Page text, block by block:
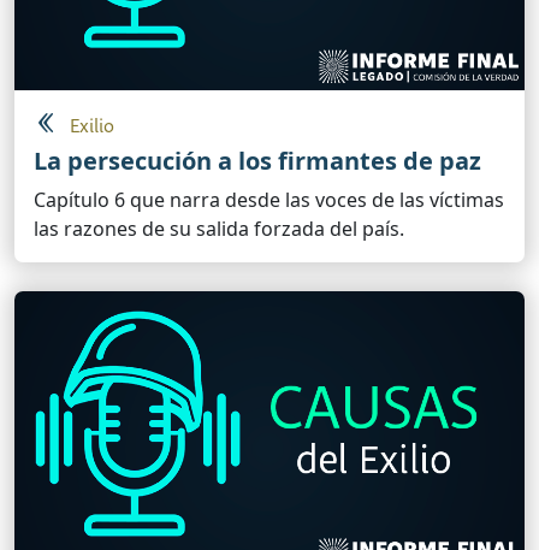
Exilio
La persecución a los firmantes de paz
Capítulo 6 que narra desde las voces de las víctimas
las razones de su salida forzada del país.